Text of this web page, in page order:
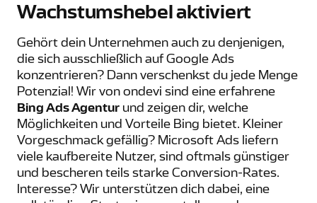
Wachstumshebel aktiviert
Gehört dein Unternehmen auch zu denjenigen,
die sich ausschließlich auf Google Ads
konzentrieren? Dann verschenkst du jede Menge
Potenzial! Wir von ondevi sind eine erfahrene
Bing Ads Agentur und zeigen dir, welche
Möglichkeiten und Vorteile Bing bietet. Kleiner
Vorgeschmack gefällig? Microsoft Ads liefern
viele kaufbereite Nutzer, sind oftmals günstiger
und bescheren teils starke Conversion-Rates.
Interesse? Wir unterstützen dich dabei, eine